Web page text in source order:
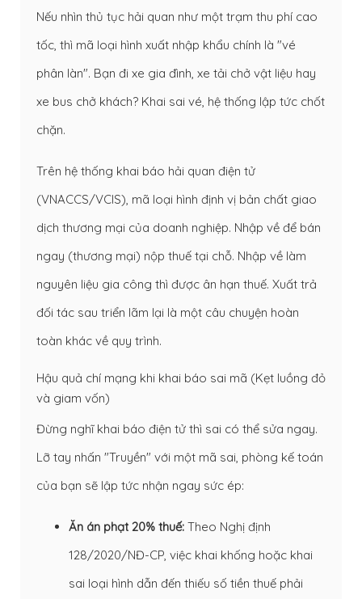
Nếu nhìn thủ tục hải quan như một trạm thu phí cao
tốc, thì mã loại hình xuất nhập khẩu chính là "vé
phân làn". Bạn đi xe gia đình, xe tải chở vật liệu hay
xe bus chở khách? Khai sai vé, hệ thống lập tức chốt
chặn.
Trên hệ thống khai báo hải quan điện tử
(VNACCS/VCIS), mã loại hình định vị bản chất giao
dịch thương mại của doanh nghiệp. Nhập về để bán
ngay (thương mại) nộp thuế tại chỗ. Nhập về làm
nguyên liệu gia công thì được ân hạn thuế. Xuất trả
đối tác sau triển lãm lại là một câu chuyện hoàn
toàn khác về quy trình.
Hậu quả chí mạng khi khai báo sai mã (Kẹt luồng đỏ
và giam vốn)
Đừng nghĩ khai báo điện tử thì sai có thể sửa ngay.
Lỡ tay nhấn "Truyền" với một mã sai, phòng kế toán
của bạn sẽ lập tức nhận ngay sức ép:
Ăn án phạt 20% thuế: Theo Nghị định
128/2020/NĐ-CP, việc khai khống hoặc khai
sai loại hình dẫn đến thiếu số tiền thuế phải